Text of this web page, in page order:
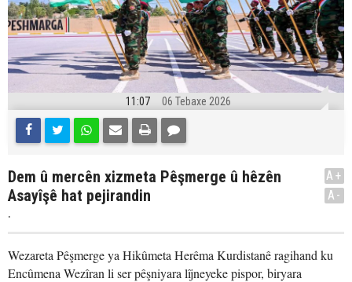
11:07 06 Tebaxe 2026
Dem û mercên xizmeta Pêşmerge û hêzên
Asayîşê hat pejirandin
.
A+
A-
Wezareta Pêşmerge ya Hikûmeta Herêma Kurdistanê ragihand ku
Encûmena Wezîran li ser pêşniyara lîjneyeke pispor, biryara